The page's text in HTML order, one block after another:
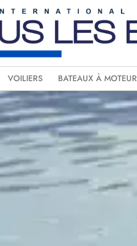
VOILIERS BATEAUX À MOTEUR